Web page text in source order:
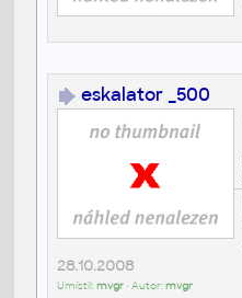
eskalator _500
28.10.2008
Umístil:mvgr• Autor:mvgr